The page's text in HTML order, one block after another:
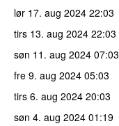
lør 17. aug 2024 22:03
tirs 13. aug 2024 22:03
søn 11. aug 2024 07:03
fre 9. aug 2024 05:03
tirs 6. aug 2024 20:03
søn 4. aug 2024 01:19